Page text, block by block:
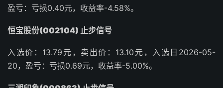
盈亏：亏损0.40元，收益率-4.58%。
恒宝股份(002104) 止步信号
入选价：13.79元，卖出价：13.10元，入选日2026-05-
20，盈亏：亏损0.69元，收益率-5.00%。